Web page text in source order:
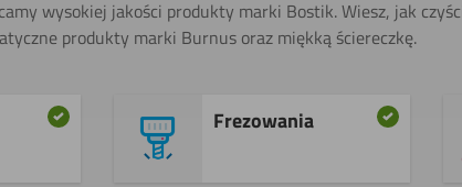
wysokiej jakości produkty marki Bostik. Wiesz, jak
produkty marki Burnus oraz miękką ściereczkę.
Frezowania